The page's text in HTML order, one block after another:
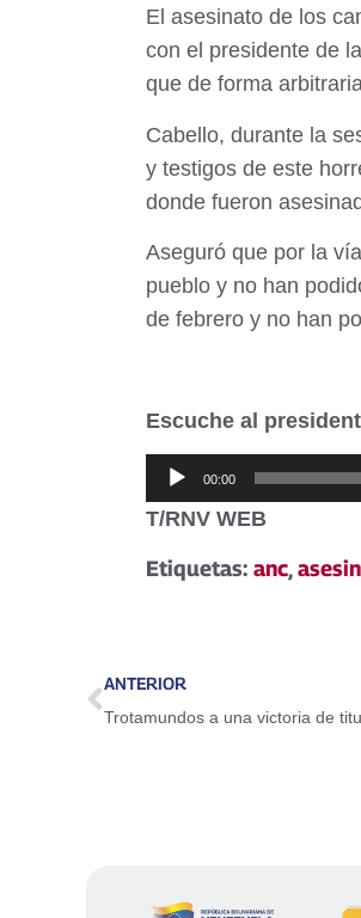
El asesinato de los
con el presidente de
que de forma
Cabello, durante la
y testigos de este
donde fueron
Aseguró que por la
pueblo y no han
de febrero y no han
Escuche al
Reproductor
de
00:00
T/RNV WEB
Etiquetas: anc,
ANTERIOR
Trotamundos a una victoria de